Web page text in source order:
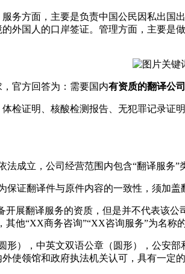
务方面，主要是负责中国公民因私出
外国人的口岸签证。管理方面，主要
官方回答为：需要国内有资质的翻译公司
检证明、核酸检测报告、无犯罪记录证
成立，公司经营范围内包含“翻译服务”
证翻译件与原件内容的一致性，须加
开展翻译服务的资质，但是并不代表该
他“XX商务咨询”“XX咨询服务”为名称
形），中英文双语公章（圆形），公安
使领馆和政府执法机关认可，具有一定的